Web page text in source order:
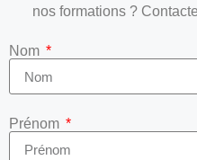
nos formations ?
Nom
Prénom